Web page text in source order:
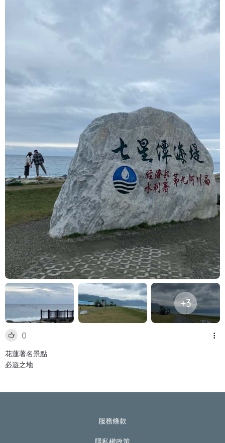
+3
0
花蓮著名景點
必遊之地
服務條款